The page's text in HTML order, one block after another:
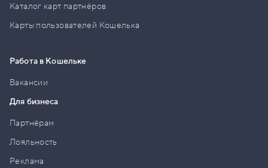
Каталог карт партнёров
Карты пользователей Кошелька
Работа в Кошельке
Вакансии
Для бизнеса
Партнёрам
Лояльность
Реклама